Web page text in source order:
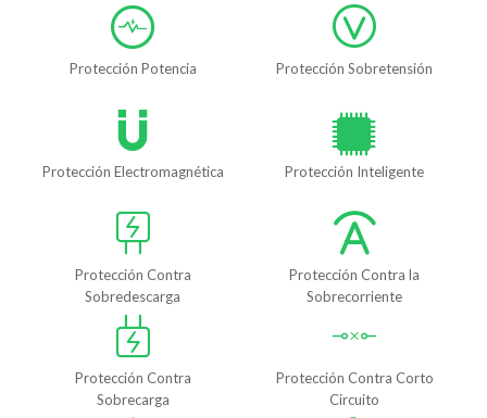
Protección Potencia Protección Sobretensión
Protección Electromagnética Protección Inteligente
Protección Contra
Sobredescarga
Protección Contra la
Sobrecorriente
Protección Contra
Sobrecarga
Protección Contra Corto
Circuito